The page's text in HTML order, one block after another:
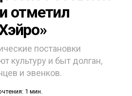
отметил
постановки
культуру и быт долган,
и эвенков.
1 мин.